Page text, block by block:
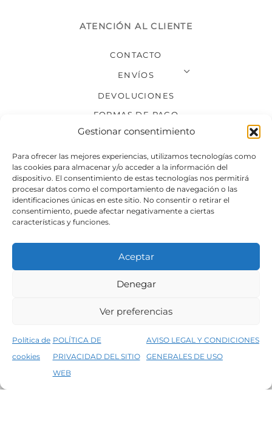
Gestionar consentimiento
Para ofrecer las mejores experiencias, utilizamos tecnologías como
las cookies para almacenar y/o acceder a la información del
dispositivo. El consentimiento de estas tecnologías nos permitirá
procesar datos como el comportamiento de navegación o las
identificaciones únicas en este sitio. No consentir o retirar el
consentimiento, puede afectar negativamente a ciertas
características y funciones.
Aceptar
Denegar
Ver preferencias
Política de
cookies
POLÍTICA DE
PRIVACIDAD DEL SITIO
WEB
AVISO LEGAL Y CONDICIONES
GENERALES DE USO
5% de descuento en tu primera compra, utiliza el código PRIMERACOMPRA
ATENCIÓN AL CLIENTE
CONTACTO
ENVÍOS
DEVOLUCIONES
FORMAS DE PAGO
SÍGUENOS
Condiciones generales de venta
Política de privacidad del sitio web
©2026 Decopintur- todos los derechos